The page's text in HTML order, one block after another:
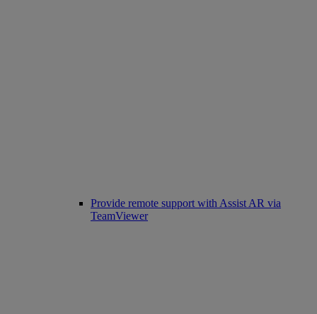
Provide remote support with Assist AR via
TeamViewer